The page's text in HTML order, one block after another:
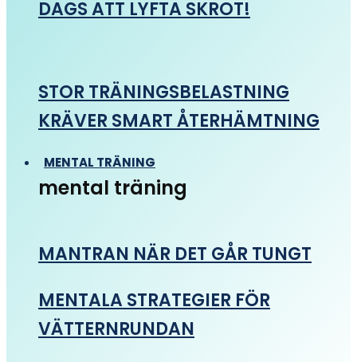
DAGS ATT LYFTA SKROT!
STOR TRÄNINGSBELASTNING
KRÄVER SMART ÅTERHÄMTNING
MENTAL TRÄNING
mental träning
MANTRAN NÄR DET GÅR TUNGT
MENTALA STRATEGIER FÖR
VÄTTERNRUNDAN